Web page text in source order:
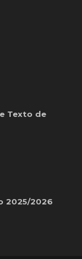
Texto de
2025/2026